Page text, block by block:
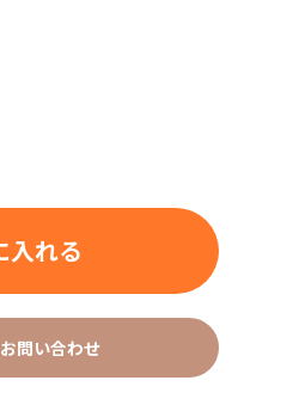
入れる
お問い合わせ